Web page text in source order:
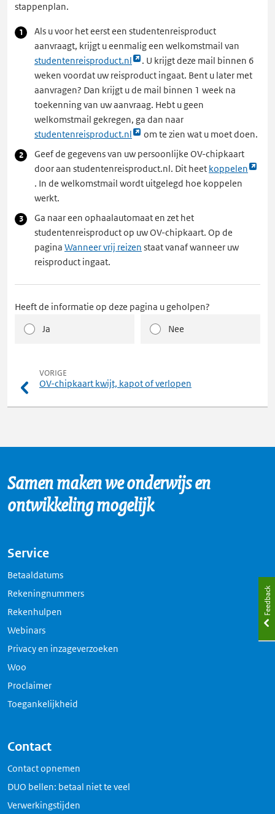
stappenplan.
Als u voor het eerst een studentenreisproduct
aanvraagt, krijgt u eenmalig een welkomstmail van
studentenreisproduct.nl
Link
opent
externe
pagina
in
een
nieuw
tabblad
. U krijgt deze mail binnen 6
weken voordat uw reisproduct ingaat. Bent u later met
aanvragen? Dan krijgt u de mail binnen 1 week na
toekenning van uw aanvraag. Hebt u geen
welkomstmail gekregen, ga dan naar
studentenreisproduct.nl
Link
opent
externe
pagina
nieuw
tabblad
om te zien wat u moet doen.
Geef de gegevens van uw persoonlijke OV-chipkaart
door aan studentenreisproduct.nl. Dit heet koppelen
Link
opent
in
een
. In de welkomstmail wordt uitgelegd hoe koppelen
werkt.
Ga naar een ophaalautomaat en zet het
studentenreisproduct op uw OV-chipkaart. Op de
pagina Wanneer vrij reizen staat vanaf wanneer uw
reisproduct ingaat.
Heeft de informatie op deze pagina u geholpen?
Ja
Nee
VORIGE
OV-chipkaart kwijt, kapot of verlopen
Samen maken we onderwijs en
ontwikkeling mogelijk
Service
Betaaldatums
Rekeningnummers
Rekenhulpen
Webinars
Privacy en inzageverzoeken
Woo
Proclaimer
Toegankelijkheid
Contact
Contact opnemen
DUO bellen: betaal niet te veel
Verwerkingstijden
Feedback